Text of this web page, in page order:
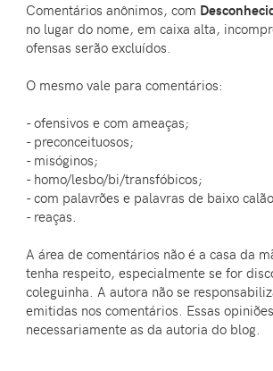
Comentários anônimos, com
no lugar do nome, em caixa alta,
ofensas serão excluídos.
O mesmo vale para comentários:
- ofensivos e com ameaças;
- preconceituosos;
- misóginos;
- homo/lesbo/bi/transfóbicos;
- com palavrões e palavras de baixo
- reaças.
A área de comentários não é a casa da
tenha respeito, especialmente se for
coleguinha. A autora não se
emitidas nos comentários. Essas
necessariamente as da autoria do blog.